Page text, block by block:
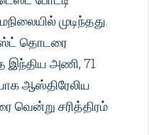
முடிந்தது.
தொடரை
இந்திய அணி, 71
ஆஸ்திரேலிய
சரித்திரம்